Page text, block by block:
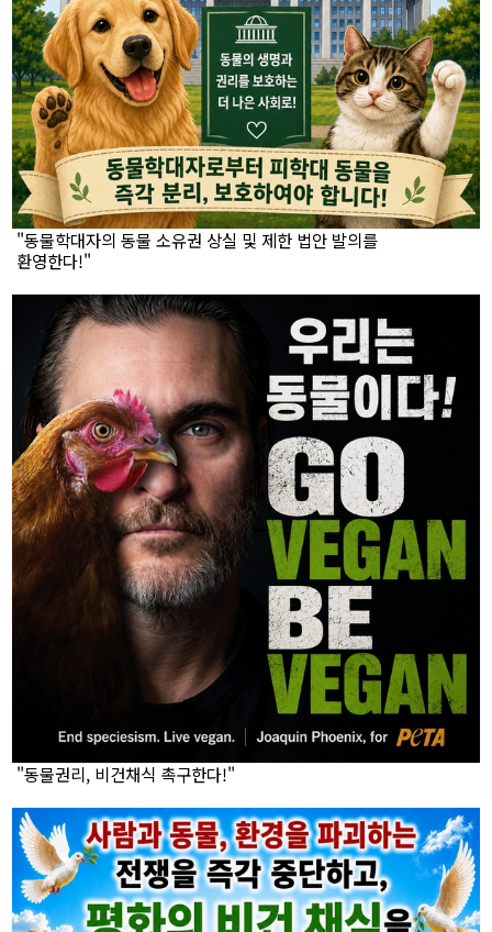
"동물학대자의 동물 소유권 상실 및 제한 법안 발의를
환영한다!"
"동물권리, 비건채식 촉구한다!"